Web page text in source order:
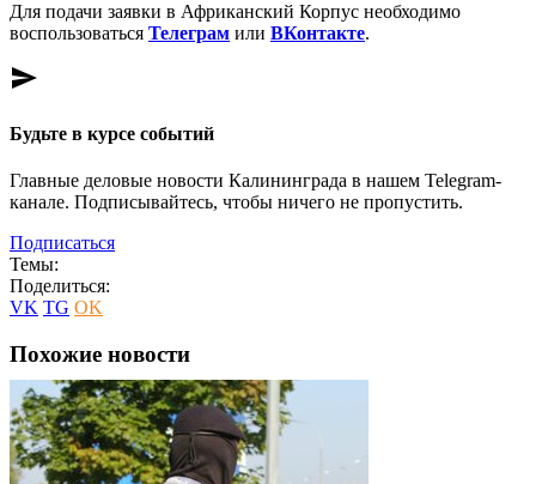
Для подачи заявки в Африканский Корпус необходимо
воспользоваться Телеграм или ВКонтакте.
send
Будьте в курсе событий
Главные деловые новости Калининграда в нашем Telegram-
канале. Подписывайтесь, чтобы ничего не пропустить.
Подписаться
Темы:
Поделиться:
VK TG OK
Похожие новости